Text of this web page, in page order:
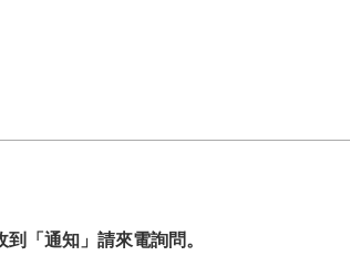
「通知」請來電詢問。